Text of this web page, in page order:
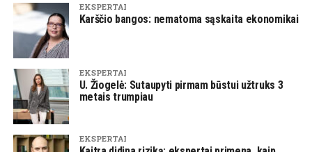
EKSPERTAI
Karščio bangos: nematoma sąskaita ekonomikai
EKSPERTAI
U. Žiogelė: Sutaupyti pirmam būstui užtruks 3
metais trumpiau
EKSPERTAI